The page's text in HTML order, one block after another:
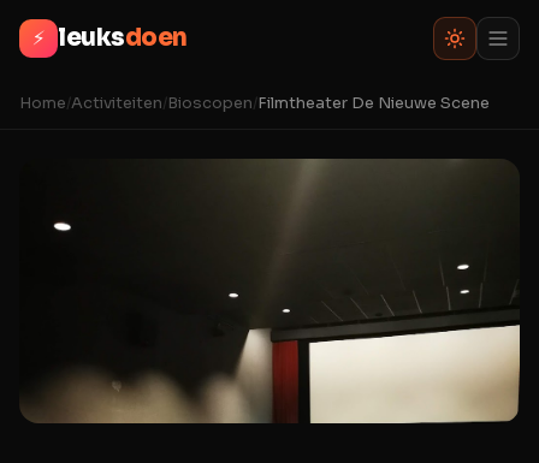
⚡ leuksdoen
Home/Activiteiten/Bioscopen/Filmtheater De Nieuwe Scene